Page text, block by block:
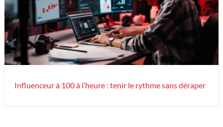
Influenceur à 100 à l’heure : tenir le rythme sans déraper